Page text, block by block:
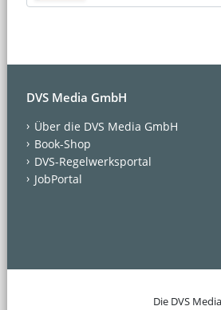
DVS Media GmbH
Über die DVS Media GmbH
Book-Shop
DVS-Regelwerksportal
JobPortal
Die DVS